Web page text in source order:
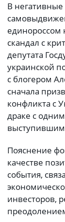
В
единороссом
скандал с
депутата
украинской
с блогером
сначала
конфликта с
драке с
Пояснение
качестве
события,
инвесторов,